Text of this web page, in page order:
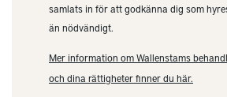
samlats in för att godkänna dig som
än nödvändigt.
Mer information om Wallenstams
och dina rättigheter finner du här.